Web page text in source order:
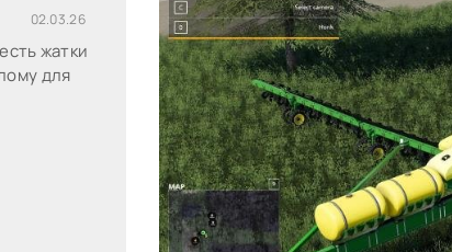
02.03.26
жатки
для